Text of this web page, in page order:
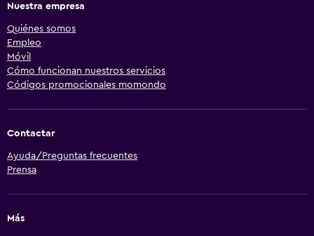
Nuestra empresa
Quiénes somos
Empleo
Móvil
Cómo funcionan nuestros servicios
Códigos promocionales momondo
Contactar
Ayuda/Preguntas frecuentes
Prensa
Más